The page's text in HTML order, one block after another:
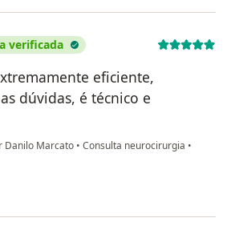
verificada
eficiente,
dúvidas, é técnico e
Danilo Marcato • Consulta neurocirurgia •